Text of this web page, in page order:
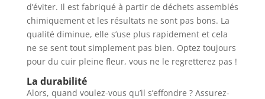
d’éviter. Il est fabriqué à partir de déchets assemblés
chimiquement et les résultats ne sont pas bons. La
qualité diminue, elle s’use plus rapidement et cela
ne se sent tout simplement pas bien. Optez toujours
pour du cuir pleine fleur, vous ne le regretterez pas !
La durabilité
Alors, quand voulez-vous qu’il s’effondre ? Assurez-